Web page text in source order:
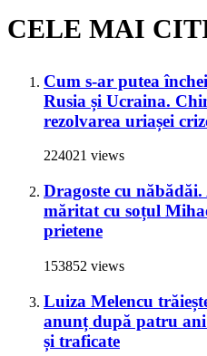
CELE MAI
Cum s-ar putea
Rusia și Ucraina.
rezolvarea uriașei
224021 views
Dragoste cu năbădăi.
măritat cu soțul
prietene
153852 views
Luiza Melencu
anunț după patru
și traficate